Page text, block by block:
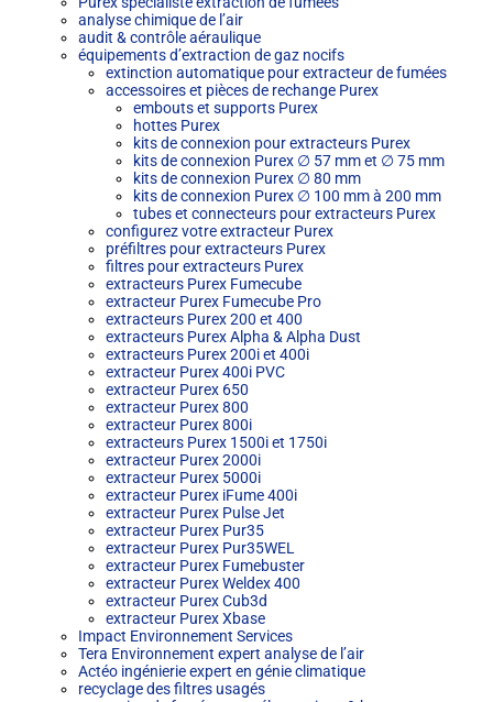
analyse chimique de l’air
audit & contrôle aéraulique
équipements d’extraction de gaz nocifs
extinction automatique pour extracteur de fumées
accessoires et pièces de rechange Purex
embouts et supports Purex
hottes Purex
kits de connexion pour extracteurs Purex
kits de connexion Purex ∅ 57 mm et ∅ 75 mm
kits de connexion Purex ∅ 80 mm
kits de connexion Purex ∅ 100 mm à 200 mm
tubes et connecteurs pour extracteurs Purex
configurez votre extracteur Purex
préfiltres pour extracteurs Purex
filtres pour extracteurs Purex
extracteurs Purex Fumecube
extracteur Purex Fumecube Pro
extracteurs Purex 200 et 400
extracteurs Purex Alpha & Alpha Dust
extracteurs Purex 200i et 400i
extracteur Purex 400i PVC
extracteur Purex 650
extracteur Purex 800
extracteur Purex 800i
extracteurs Purex 1500i et 1750i
extracteur Purex 2000i
extracteur Purex 5000i
extracteur Purex iFume 400i
extracteur Purex Pulse Jet
extracteur Purex Pur35
extracteur Purex Pur35WEL
extracteur Purex Fumebuster
extracteur Purex Weldex 400
extracteur Purex Cub3d
extracteur Purex Xbase
Impact Environnement Services
Tera Environnement expert analyse de l’air
Actéo ingénierie expert en génie climatique
recyclage des filtres usagés